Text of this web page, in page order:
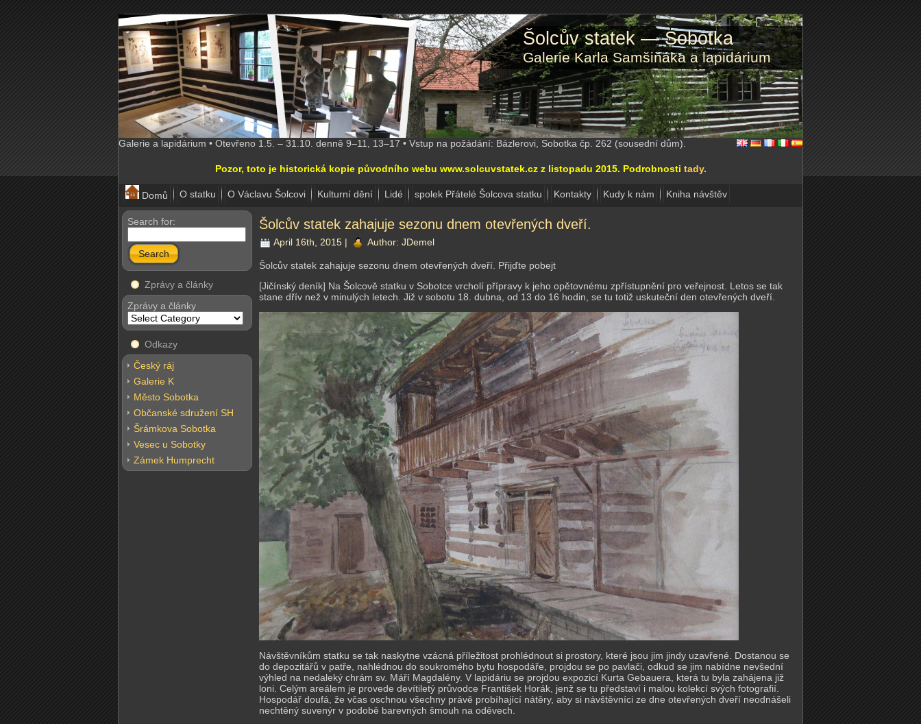
Šolcův statek — Sobotka
Galerie Karla Samšiňáka a lapidárium
Galerie a lapidárium • Otevřeno 1.5. – 31.10. denně 9–11, 13–17 • Vstup na požádání: Bázlerovi, Sobotka čp. 262 (sousední dům).
Pozor, toto je historická kopie původního webu www.solcuvstatek.cz z listopadu 2015. Podrobnosti tady.
Domů O statku O Václavu Šolcovi Kulturní dění Lidé spolek Přátelé Šolcova statku Kontakty Kudy k nám Kniha návštěv
Search for:
Search
Zprávy a články
Zprávy a články
Odkazy
Český ráj
Galerie K
Město Sobotka
Občanské sdružení SH
Šrámkova Sobotka
Vesec u Sobotky
Zámek Humprecht
Šolcův statek zahajuje sezonu dnem otevřených dveří.
April 16th, 2015 | Author: JDemel
Šolcův statek zahajuje sezonu dnem otevřených dveří. Přijďte pobejt
[Jičínský deník] Na Šolcově statku v Sobotce vrcholí přípravy k jeho opětovnému zpřístupnění pro veřejnost. Letos se tak
stane dřív než v minulých letech. Již v sobotu 18. dubna, od 13 do 16 hodin, se tu totiž uskuteční den otevřených dveří.
Návštěvníkům statku se tak naskytne vzácná příležitost prohlédnout si prostory, které jsou jim jindy uzavřené. Dostanou se
do depozitářů v patře, nahlédnou do soukromého bytu hospodáře, projdou se po pavlači, odkud se jim nabídne nevšední
výhled na nedaleký chrám sv. Máří Magdalény. V lapidáriu se projdou expozicí Kurta Gebauera, která tu byla zahájena již
loni. Celým areálem je provede devítiletý průvodce František Horák, jenž se tu představí i malou kolekcí svých fotografií.
Hospodář doufá, že včas oschnou všechny právě probíhající nátěry, aby si návštěvníci ze dne otevřených dveří neodnášeli
nechtěný suvenýr v podobě barevných šmouh na oděvech.